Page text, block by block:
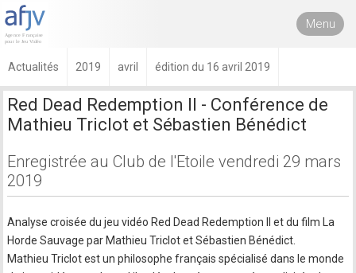
Menu
Actualités 2019 avril édition du 16 avril 2019
Red Dead Redemption II - Conférence de
Mathieu Triclot et Sébastien Bénédict
Enregistrée au Club de l'Etoile vendredi 29 mars
2019
Analyse croisée du jeu vidéo Red Dead Redemption II et du film La
Horde Sauvage par Mathieu Triclot et Sébastien Bénédict.
Mathieu Triclot est un philosophe français spécialisé dans le monde